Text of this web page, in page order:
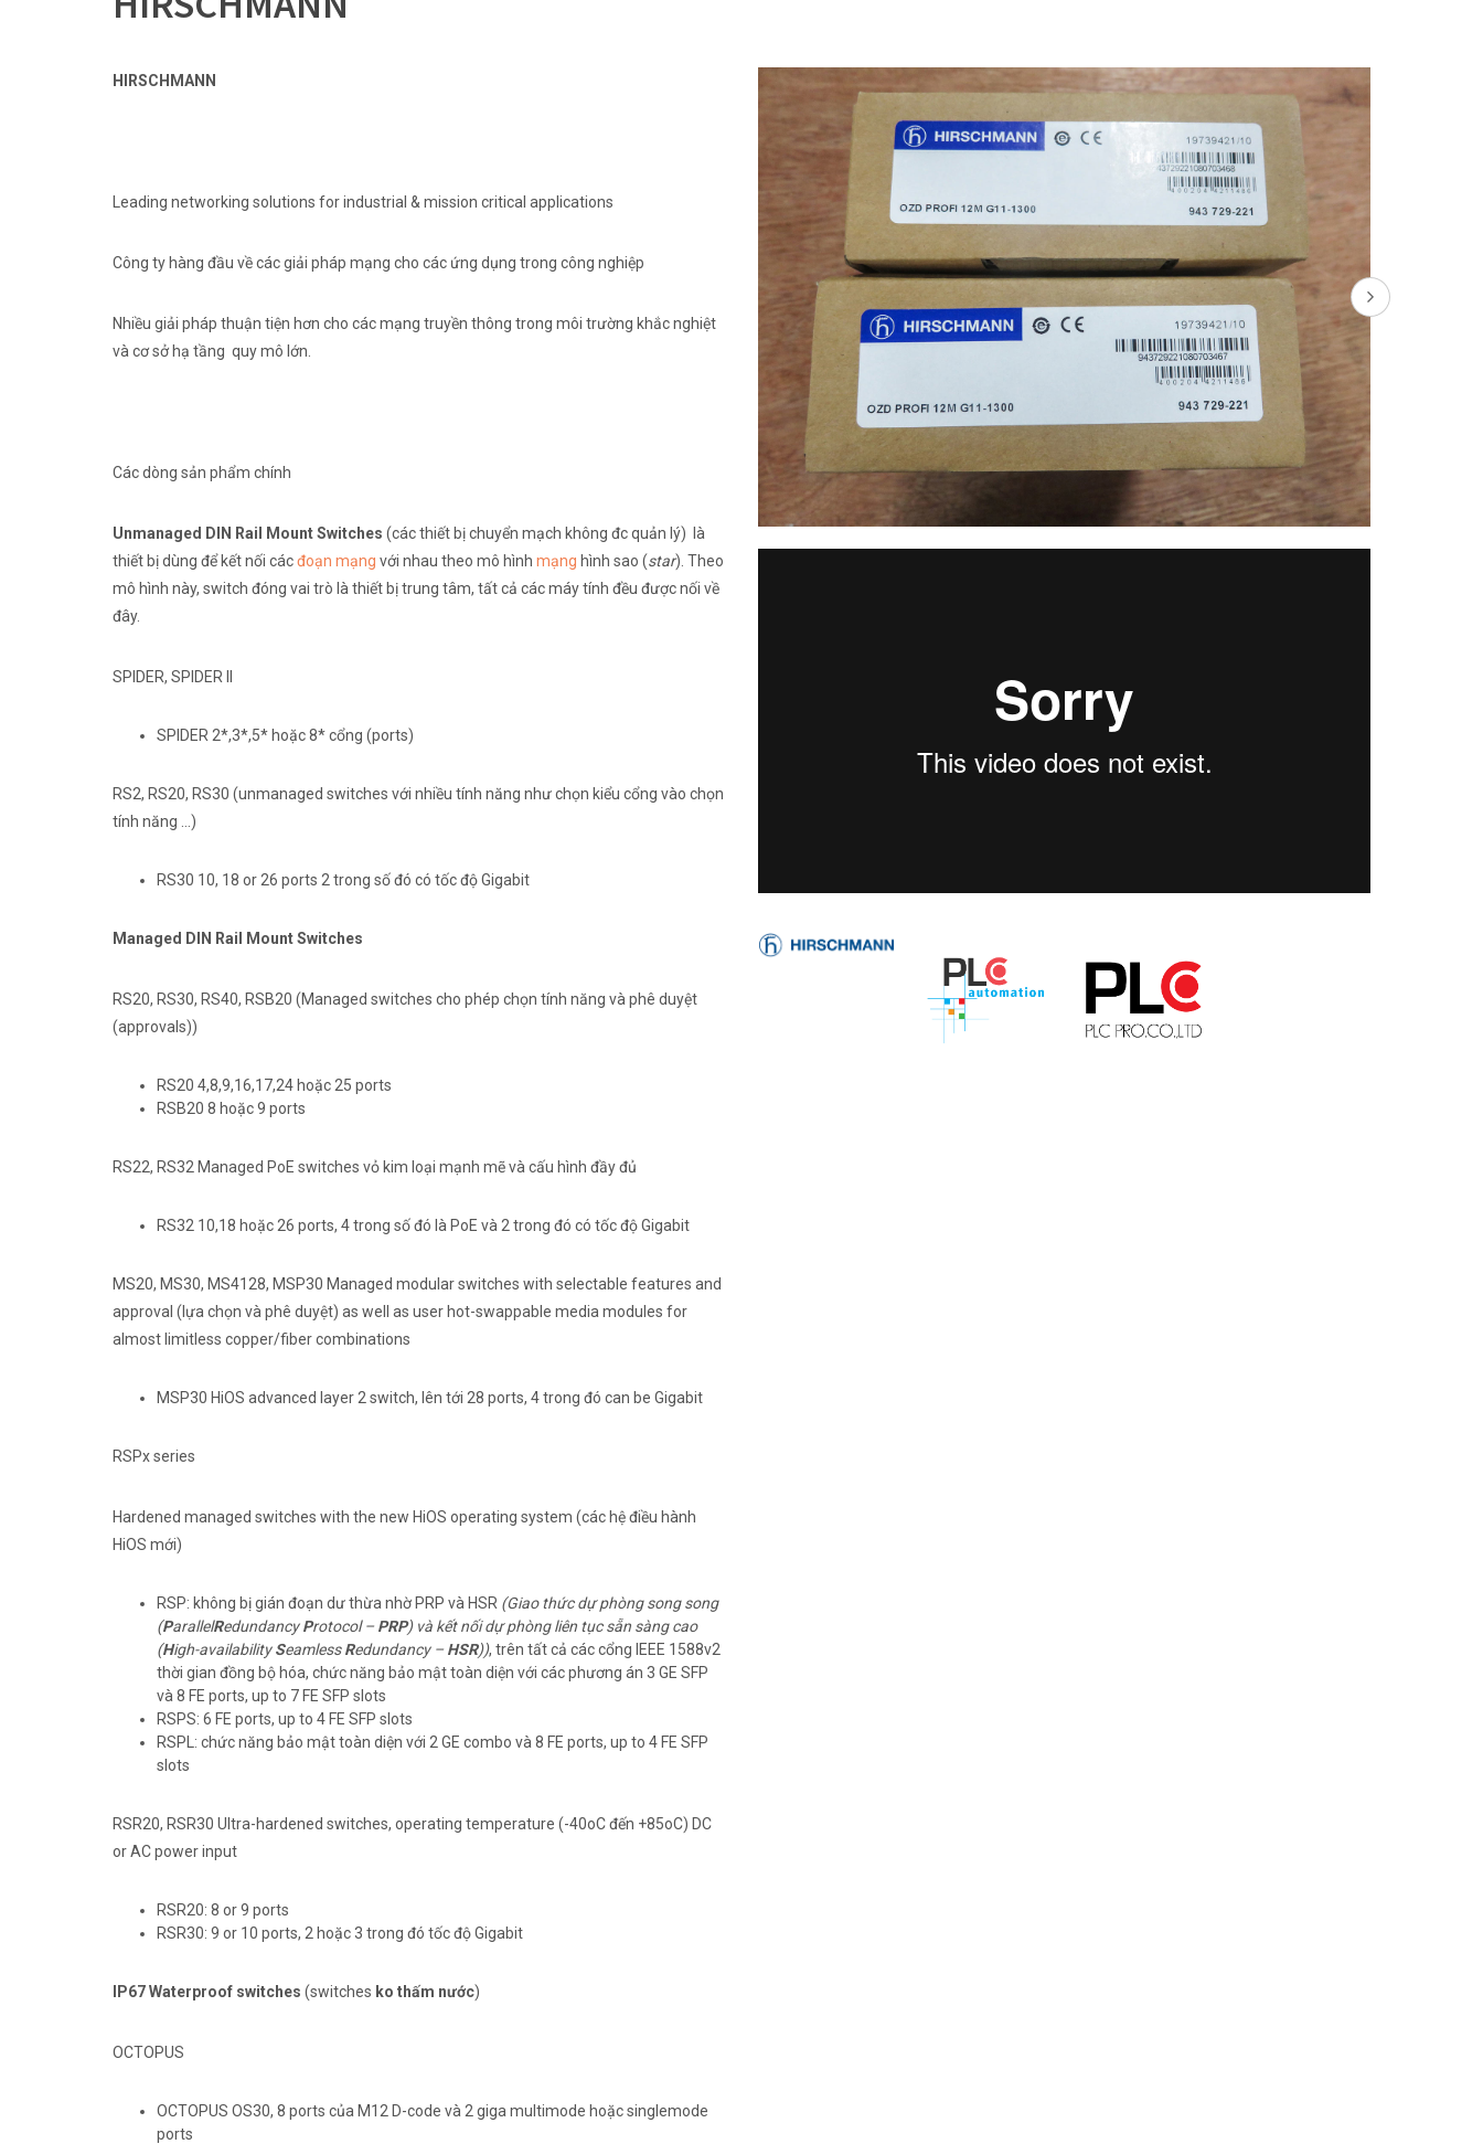
HIRSCHMANN
Leading networking solutions for industrial & mission critical applications
Công ty hàng đầu về các giải pháp mạng cho các ứng dụng trong công nghiệp
Nhiều giải pháp thuận tiện hơn cho các mạng truyền thông trong môi trường khắc nghiệt
và cơ sở hạ tầng quy mô lớn.
Các dòng sản phẩm chính
Unmanaged DIN Rail Mount Switches (các thiết bị chuyển mạch không đc quản lý) là
thiết bị dùng để kết nối cácđoạn mạng với nhau theo mô hình mạng hình sao (star). Theo
mô hình này, switch đóng vai trò là thiết bị trung tâm, tất cả các máy tính đều được nối về
đây.
SPIDER, SPIDER II
SPIDER 2*,3*,5* hoặc 8* cổng (ports)
RS2, RS20, RS30 (unmanaged switches với nhiều tính năng như chọn kiểu cổng vào chọn
tính năng …)
RS30 10, 18 or 26 ports 2 trong số đó có tốc độ Gigabit
Managed DIN Rail Mount Switches
RS20, RS30, RS40, RSB20 (Managed switches cho phép chọn tính năng và phê duyệt
(approvals))
RS20 4,8,9,16,17,24 hoặc 25 ports
RSB20 8 hoặc 9 ports
RS22, RS32 Managed PoE switches vỏ kim loại mạnh mẽ và cấu hình đầy đủ
RS32 10,18 hoặc 26 ports, 4 trong số đó là PoE và 2 trong đó có tốc độ Gigabit
MS20, MS30, MS4128, MSP30 Managed modular switches with selectable features and
approval (lựa chọn và phê duyệt) as well as user hot-swappable media modules for
almost limitless copper/fiber combinations
MSP30 HiOS advanced layer 2 switch, lên tới 28 ports, 4 trong đó can be Gigabit
RSPx series
Hardened managed switches with the new HiOS operating system (các hệ điều hành
HiOS mới)
RSP: không bị gián đoạn dư thừa nhờ PRP và HSR (Giao thức dự phòng song song
(ParallelRedundancyProtocol – PRP) và kết nối dự phòng liên tục sẵn sàng cao
(High-availabilitySeamlessRedundancy – HSR)), trên tất cả các cổng IEEE 1588v2
thời gian đồng bộ hóa, chức năng bảo mật toàn diện với các phương án 3 GE SFP
và 8 FE ports, up to 7 FE SFP slots
RSPS: 6 FE ports, up to 4 FE SFP slots
RSPL: chức năng bảo mật toàn diện với 2 GE combo và 8 FE ports, up to 4 FE SFP
slots
RSR20, RSR30 Ultra-hardened switches, operating temperature (-40oC đến +85oC) DC
or AC power input
RSR20: 8 or 9 ports
RSR30: 9 or 10 ports, 2 hoặc 3 trong đó tốc độ Gigabit
IP67 Waterproof switches (switches ko thấm nước)
OCTOPUS
OCTOPUS OS30, 8 ports của M12 D-code và 2 giga multimode hoặc singlemode
ports